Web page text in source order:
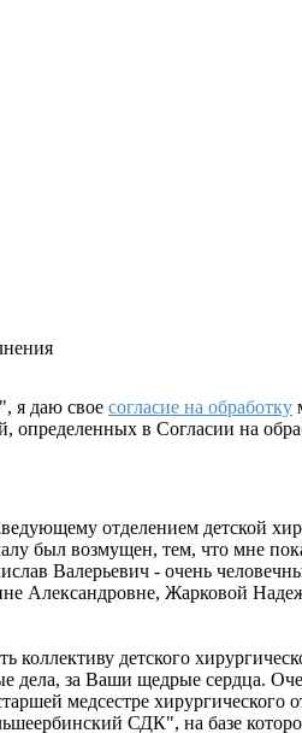
я даю свое согласие на обработку
определенных в Согласии на
отделением детской
был возмущен, тем, что мне
Валерьевич - очень
Александровне, Жарковой
коллективу детского
дела, за Ваши щедрые сердца.
медсестре
СДК", на базе